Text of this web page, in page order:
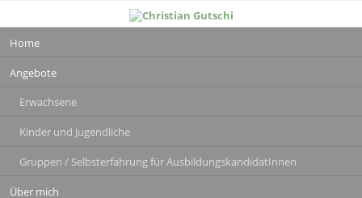
überspringen
Home
Angebote
Erwachsene
Kinder und Jugendliche
Gruppen / Selbsterfahrung für AusbildungskandidatInnen
Über mich